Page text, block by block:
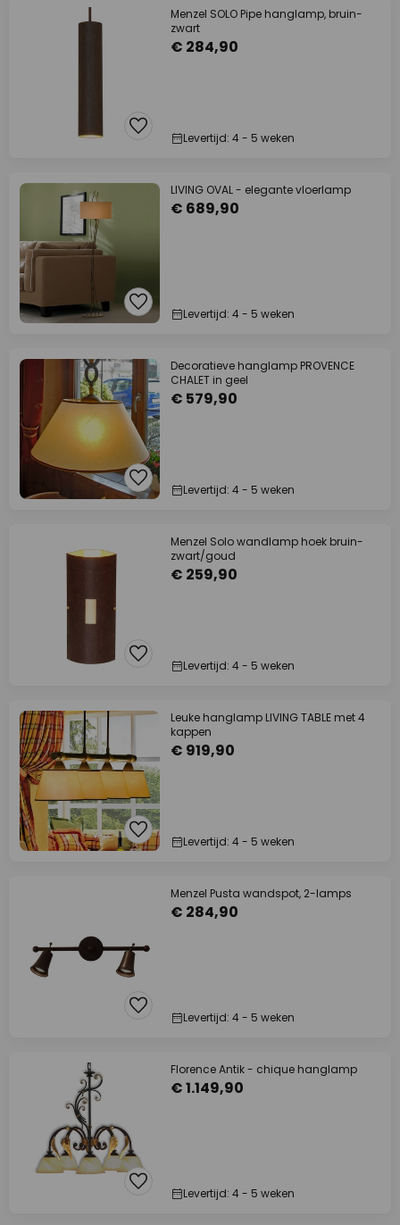
Menzel SOLO Pipe hanglamp, bruin-
zwart
€ 284,90
Levertijd: 4 - 5 weken
LIVING OVAL - elegante vloerlamp
€ 689,90
Levertijd: 4 - 5 weken
Decoratieve hanglamp PROVENCE
CHALET in geel
€ 579,90
Levertijd: 4 - 5 weken
Menzel Solo wandlamp hoek bruin-
zwart/goud
€ 259,90
Levertijd: 4 - 5 weken
Leuke hanglamp LIVING TABLE met 4
kappen
€ 919,90
Levertijd: 4 - 5 weken
Menzel Pusta wandspot, 2-lamps
€ 284,90
Levertijd: 4 - 5 weken
Florence Antik - chique hanglamp
€ 1.149,90
Levertijd: 4 - 5 weken